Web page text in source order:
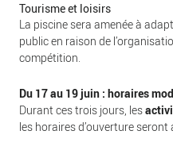
Tourisme et loisirs
La piscine sera amenée à
public en raison de
compétition.
Du 17 au 19 juin : horaires
Durant ces trois jours, les
les horaires d’ouverture seront